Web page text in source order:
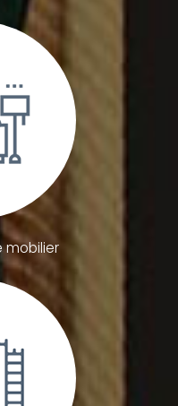
mobilier